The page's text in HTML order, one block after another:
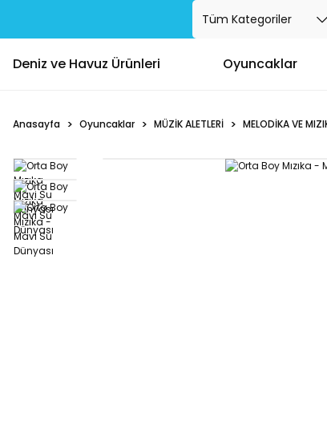
Deniz ve Havuz Ürünleri Oyuncaklar
Anasayfa Oyuncaklar MÜZİK ALETLERİ MELODİKA VE